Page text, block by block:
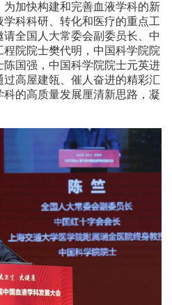
加快构建和完善血液学科的新
科科研、转化和医疗的重点工
全国人大常委会副委员长、中
程院院士樊代明，中国科学院院
国强，中国科学院院士元英进
高屋建瓴、催人奋进的精彩汇
的高质量发展厘清新思路，凝